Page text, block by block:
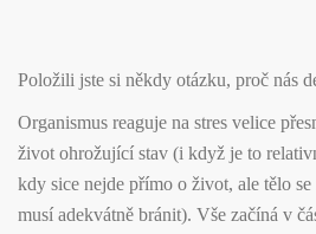
Položili jste si někdy otázku, proč nás
Organismus reaguje na stres velice
život ohrožující stav (i když je to
kdy sice nejde přímo o život, ale tělo
musí adekvátně bránit). Vše začíná v